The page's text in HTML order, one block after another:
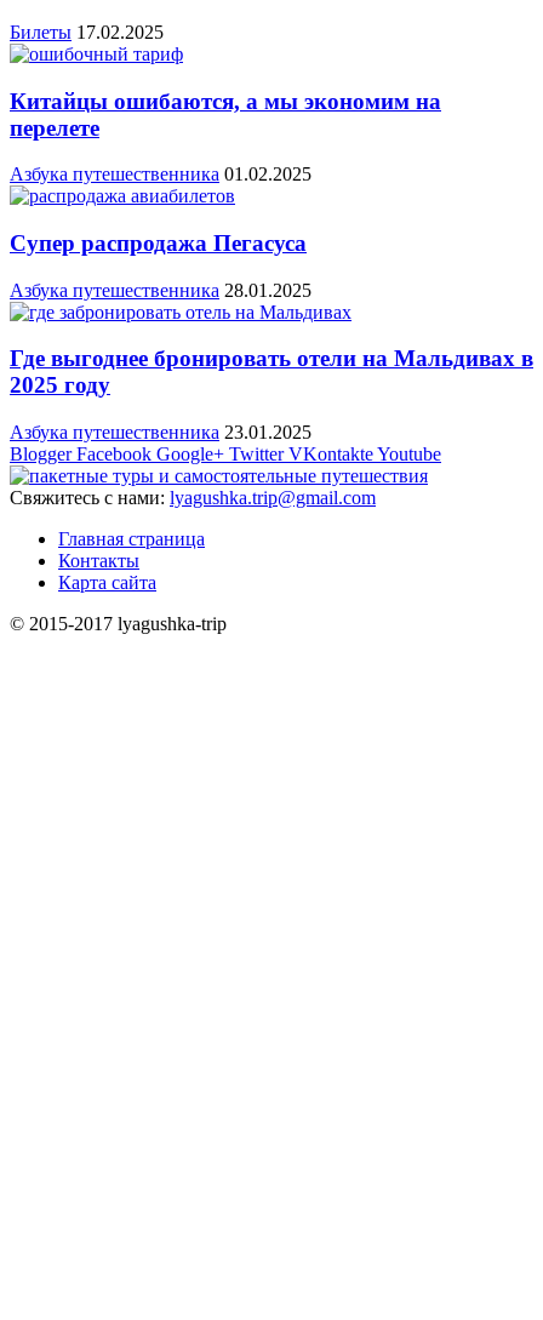
Билеты 17.02.2025
Китайцы ошибаются, а мы экономим на
перелете
Азбука путешественника 01.02.2025
Супер распродажа Пегасуса
Азбука путешественника 28.01.2025
Где выгоднее бронировать отели на Мальдивах в
2025 году
Азбука путешественника 23.01.2025
Blogger Facebook Google+ Twitter VKontakteYoutube
Свяжитесь с нами: lyagushka.trip@gmail.com
Главная страница
Контакты
Карта сайта
© 2015-2017 lyagushka-trip